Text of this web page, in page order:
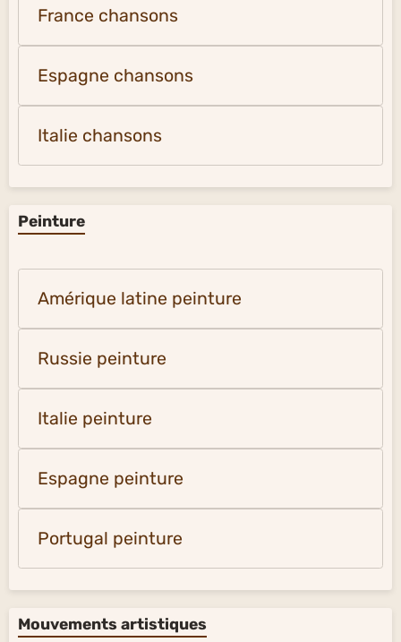
France chansons
Espagne chansons
Italie chansons
Peinture
Amérique latine peinture
Russie peinture
Italie peinture
Espagne peinture
Portugal peinture
Mouvements artistiques